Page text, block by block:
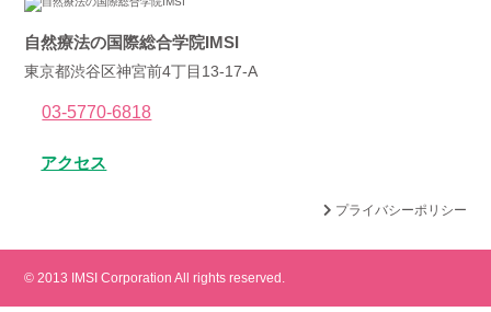
自然療法の国際総合学院IMSI
東京都渋谷区神宮前4丁目13-17-A
03-5770-6818
アクセス
プライバシーポリシー
© 2013 IMSI Corporation All rights reserved.